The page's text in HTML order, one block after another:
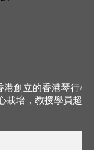
港創立的香港琴行/
栽培，教授學員超